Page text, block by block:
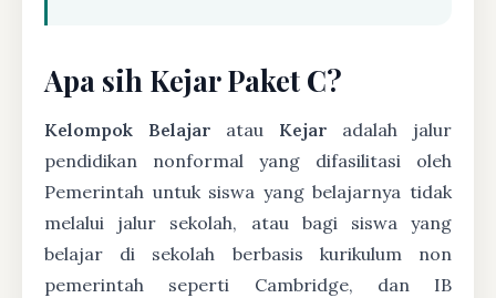
Apa sih Kejar Paket C?
Kelompok Belajar atau Kejar adalah jalur
pendidikan nonformal yang difasilitasi oleh
Pemerintah untuk siswa yang belajarnya tidak
melalui jalur sekolah, atau bagi siswa yang
belajar di sekolah berbasis kurikulum non
pemerintah seperti Cambridge, dan IB